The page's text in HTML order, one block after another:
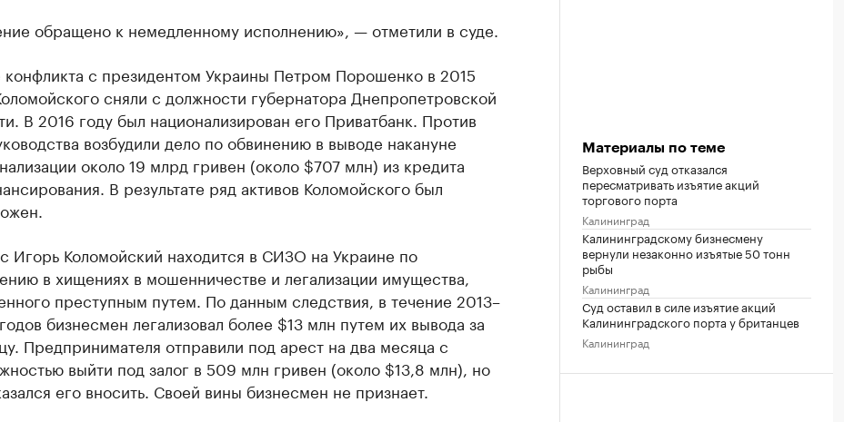
обращено к немедленному исполнению», — отметили в суде.
конфликта с президентом Украины Петром Порошенко в 2015
сняли с должности губернатора Днепропетровской
В 2016 году был национализирован его Приватбанк. Против
возбудили дело по обвинению в выводе накануне
около 19 млрд гривен (около $707 млн) из кредита
В результате ряд активов Коломойского был
Игорь Коломойский находится в СИЗО на Украине по
в хищениях в мошенничестве и легализации имущества,
преступным путем. По данным следствия, в течение 2013–
бизнесмен легализовал более $13 млн путем их вывода за
Предпринимателя отправили под арест на два месяца с
выйти под залог в 509 млн гривен (около $13,8 млн), но
его вносить. Своей вины бизнесмен не признает.
Материалы по теме
Верховный суд отказался
пересматривать изъятие акций
торгового порта
Калининград
Калининградскому бизнесмену
вернули незаконно изъятые 50 тонн
рыбы
Калининград
Суд оставил в силе изъятие акций
Калининградского порта у британцев
Калининград